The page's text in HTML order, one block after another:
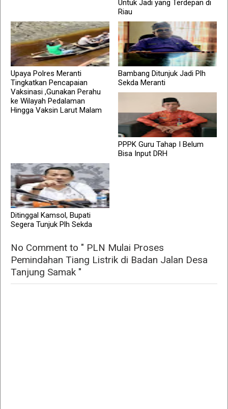
Untuk Jadi yang Terdepan di
Riau
Upaya Polres Meranti
Tingkatkan Pencapaian
Vaksinasi ,Gunakan Perahu
ke Wilayah Pedalaman
Hingga Vaksin Larut Malam
Bambang Ditunjuk Jadi Plh
Sekda Meranti
PPPK Guru Tahap I Belum
Bisa Input DRH
Ditinggal Kamsol, Bupati
Segera Tunjuk Plh Sekda
No Comment to " PLN Mulai Proses
Pemindahan Tiang Listrik di Badan Jalan Desa
Tanjung Samak "